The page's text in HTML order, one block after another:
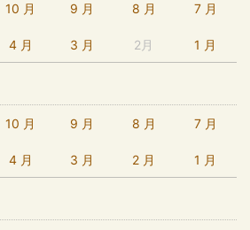
10 月 9 月 8 月 7 月
4 月 3 月 2月 1 月
10 月 9 月 8 月 7 月
4 月 3 月 2 月 1 月